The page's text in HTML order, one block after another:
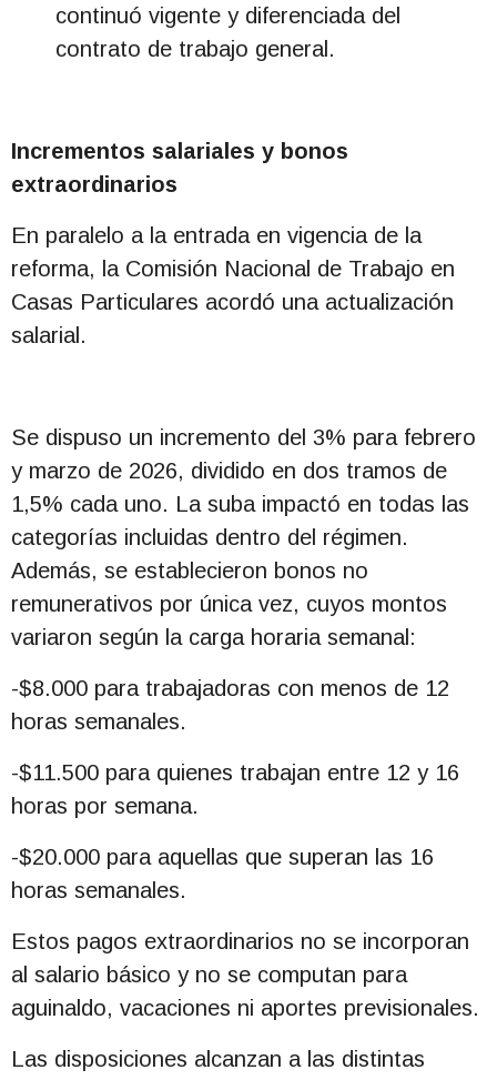
continuó vigente y diferenciada del
contrato de trabajo general.
Incrementos salariales y bonos
extraordinarios
En paralelo a la entrada en vigencia de la
reforma, la Comisión Nacional de Trabajo en
Casas Particulares acordó una actualización
salarial.
Se dispuso un incremento del 3% para febrero
y marzo de 2026, dividido en dos tramos de
1,5% cada uno. La suba impactó en todas las
categorías incluidas dentro del régimen.
Además, se establecieron bonos no
remunerativos por única vez, cuyos montos
variaron según la carga horaria semanal:
-$8.000 para trabajadoras con menos de 12
horas semanales.
-$11.500 para quienes trabajan entre 12 y 16
horas por semana.
-$20.000 para aquellas que superan las 16
horas semanales.
Estos pagos extraordinarios no se incorporan
al salario básico y no se computan para
aguinaldo, vacaciones ni aportes previsionales.
Las disposiciones alcanzan a las distintas